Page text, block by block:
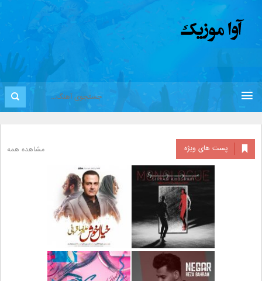
پست های ویژه مشاهده همه
دانلود آلبوم جدید سیروان
خسروی بنام مونولوگ
دانلود آهنگ جدید علیرضا
قربانی بنام خیال خوش